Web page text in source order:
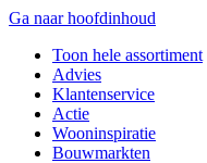
Ga naar hoofdinhoud
Toon hele assortiment
Advies
Klantenservice
Actie
Wooninspiratie
Bouwmarkten